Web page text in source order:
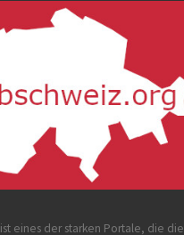
ist eines der starken Portale, die die